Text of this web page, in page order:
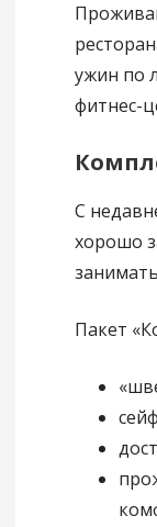
ужин по
фитнес-
С
хорошо
Пакет